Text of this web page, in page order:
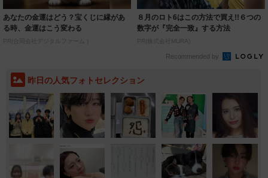
あなたの金運はどう？宝くじに縁があ
る時、金運はこう変わる
PR(合同会社デジタルファーム )
８月のロト6はこの方法で買え!!６つの
数字が『完全一致』する方法
PR(株式会社MURA)
Recommended by
昨日の人気フォトセレクション